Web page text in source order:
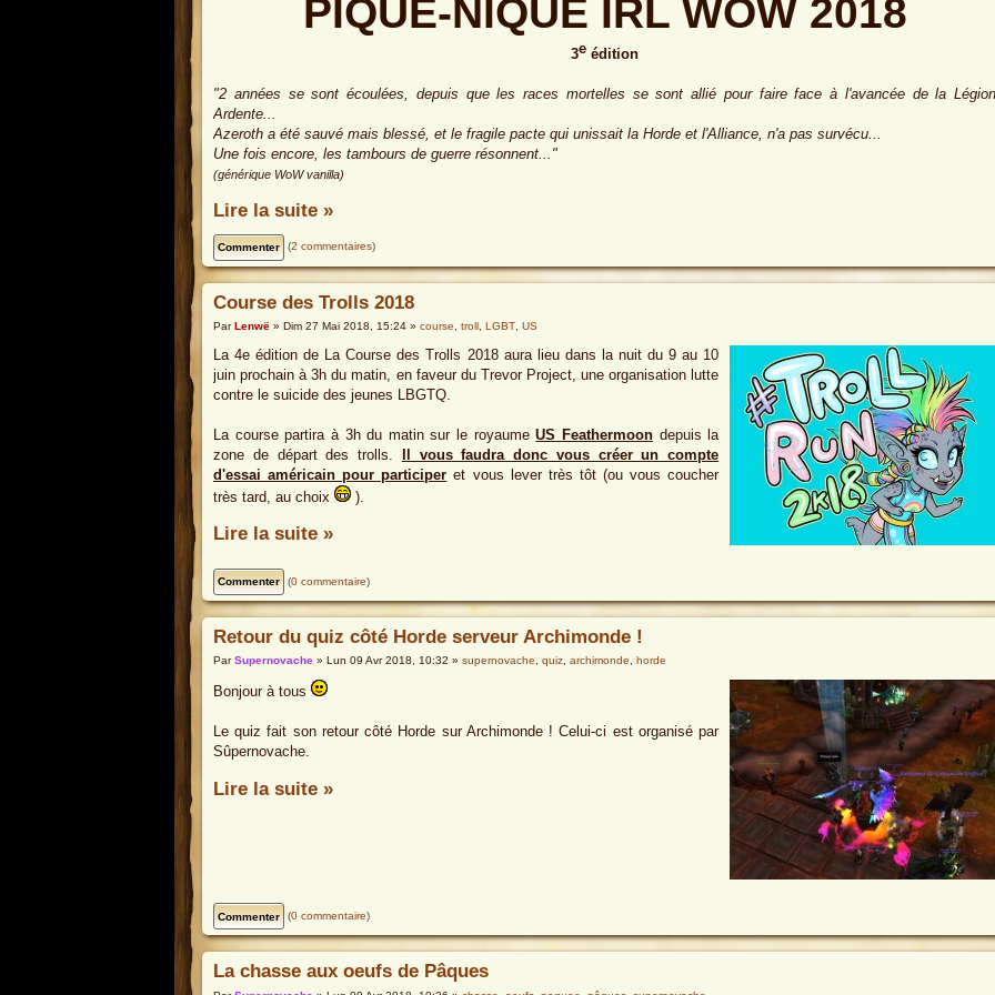
PIQUE-NIQUE IRL WOW 2018
3e édition
"2 années se sont écoulées, depuis que les races mortelles se sont allié pour faire face à l'avancée de la
Ardente...
Azeroth a été sauvé mais blessé, et le fragile pacte qui unissait la Horde et l'Alliance, n'a pas survécu...
Une fois encore, les tambours de guerre résonnent..."
(générique WoW vanilla)
Lire la suite »
(2 commentaires)
Course des Trolls 2018
ParLenwë » Dim 27 Mai 2018, 15:24 » course troll LGBT US
La 4e édition de La Course des Trolls 2018 aura lieu dans la nuit du 9 au 10
juin prochain à 3h du matin, en faveur du Trevor Project, une organisation lutte
contre le suicide des jeunes LBGTQ.
La course partira à 3h du matin sur le royaumeUS Feathermoondepuis la
zone de départ des trolls. Il vous faudra donc vous créer un compte
d'essai américain pour participer et vous lever très tôt (ou vous coucher
très tard, au choix
).
Lire la suite »
(0 commentaire)
Retour du quiz côté Horde serveur Archimonde !
ParSupernovache » Lun 09 Avr 2018, 10:32 » supernovache quiz archimonde horde
Bonjour à tous
Le quiz fait son retour côté Horde sur Archimonde ! Celui-ci est organisé par
Sûpernovache.
Lire la suite »
(0 commentaire)
La chasse aux oeufs de Pâques